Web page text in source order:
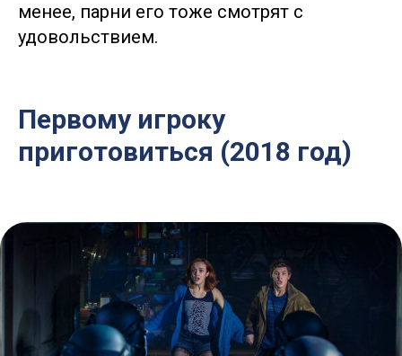
менее, парни его тоже смотрят с
удовольствием.
Первому игроку
приготовиться (2018 год)